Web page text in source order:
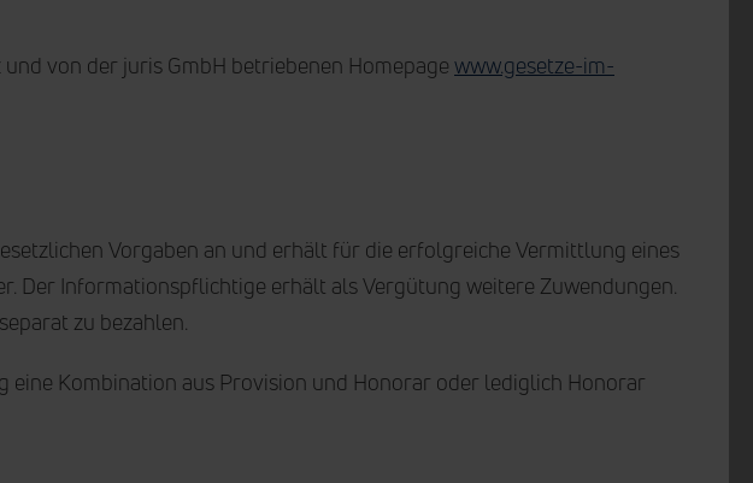
von der juris GmbH betriebenen Homepage www.gesetze-im-
Vorgaben an und erhält für die erfolgreiche Vermittlung eines
Der Informationspflichtige erhält als Vergütung weitere Zuwendungen.
zu bezahlen.
Kombination aus Provision und Honorar oder lediglich Honorar